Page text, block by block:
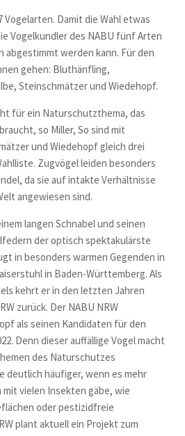
Vogelarten. Damit die Wahl etwas
Vogelkundler des NABU fünf Arten
werden kann. Für den
gehen: Bluthänfling,
Steinschmätzer und Wiedehopf.
für ein Naturschutzthema, das
so Miller, So sind mit
und Wiedehopf gleich drei
Zugvögel leiden besonders
da sie auf intakte Verhältnisse
angewiesen sind.
langen Schnabel und seinen
der optisch spektakulärste
in besonders warmen Gegenden in
in Baden-Württemberg. Als
kehrt er in den letzten Jahren
zurück. Der NABU NRW
als seinen Kandidaten für den
Denn dieser auffällige Vogel macht
des Naturschutzes
deutlich häufiger, wenn es mehr
vielen Insekten gäbe, wie
oder pestizidfreie
plant aktuell ein Projekt zum